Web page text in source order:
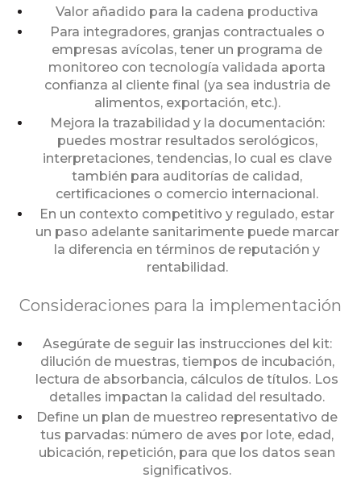
Valor añadido para la cadena productiva
Para integradores, granjas contractuales o
empresas avícolas, tener un programa de
monitoreo con tecnología validada aporta
confianza al cliente final (ya sea industria de
alimentos, exportación, etc.).
Mejora la trazabilidad y la documentación:
puedes mostrar resultados serológicos,
interpretaciones, tendencias, lo cual es clave
también para auditorías de calidad,
certificaciones o comercio internacional.
En un contexto competitivo y regulado, estar
un paso adelante sanitarimente puede marcar
la diferencia en términos de reputación y
rentabilidad.
Consideraciones para la implementación
Asegúrate de seguir las instrucciones del kit:
dilución de muestras, tiempos de incubación,
lectura de absorbancia, cálculos de títulos. Los
detalles impactan la calidad del resultado.
Define un plan de muestreo representativo de
tus parvadas: número de aves por lote, edad,
ubicación, repetición, para que los datos sean
significativos.